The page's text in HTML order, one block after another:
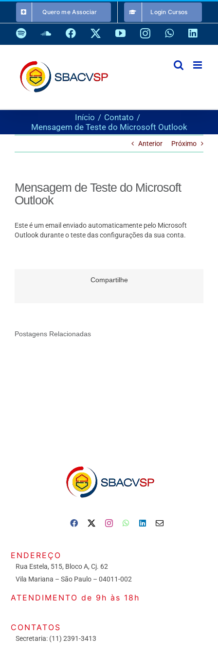
o
conteúdo
Quero me Associar Login Cursos
SpotifySoundCloud
Facebook YouTubeInstagramWhatsApp
Início
Contato
Mensagem de Teste do Microsoft Outlook
Anterior Próximo
Mensagem de Teste do Microsoft
Outlook
Este é um email enviado automaticamente pelo Microsoft
Outlook durante o teste das configurações da sua conta.
Compartilhe
Postagens Relacionadas
ENDEREÇO
Rua Estela, 515, Bloco A, Cj. 62
Vila Mariana – São Paulo – 04011-002
ATENDIMENTO de 9h às 18h
CONTATOS
Secretaria: (11) 2391-3413